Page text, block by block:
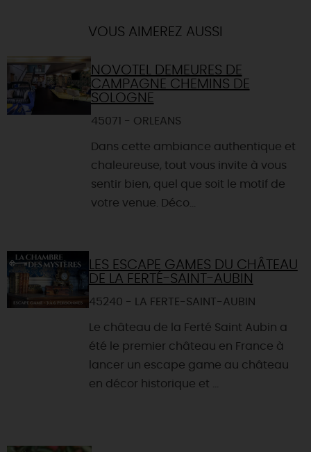
VOUS AIMEREZ AUSSI
NOVOTEL DEMEURES DE
CAMPAGNE CHEMINS DE
SOLOGNE
45071 - ORLEANS
Dans cette ambiance authentique et
chaleureuse, tout vous invite à vous
sentir bien, quel que soit le motif de
votre venue. Déco...
LES ESCAPE GAMES DU CHÂTEAU
DE LA FERTÉ-SAINT-AUBIN
45240 - LA FERTE-SAINT-AUBIN
Le château de la Ferté Saint Aubin a
été le premier château en France à
lancer un escape game au château
en décor historique et ...